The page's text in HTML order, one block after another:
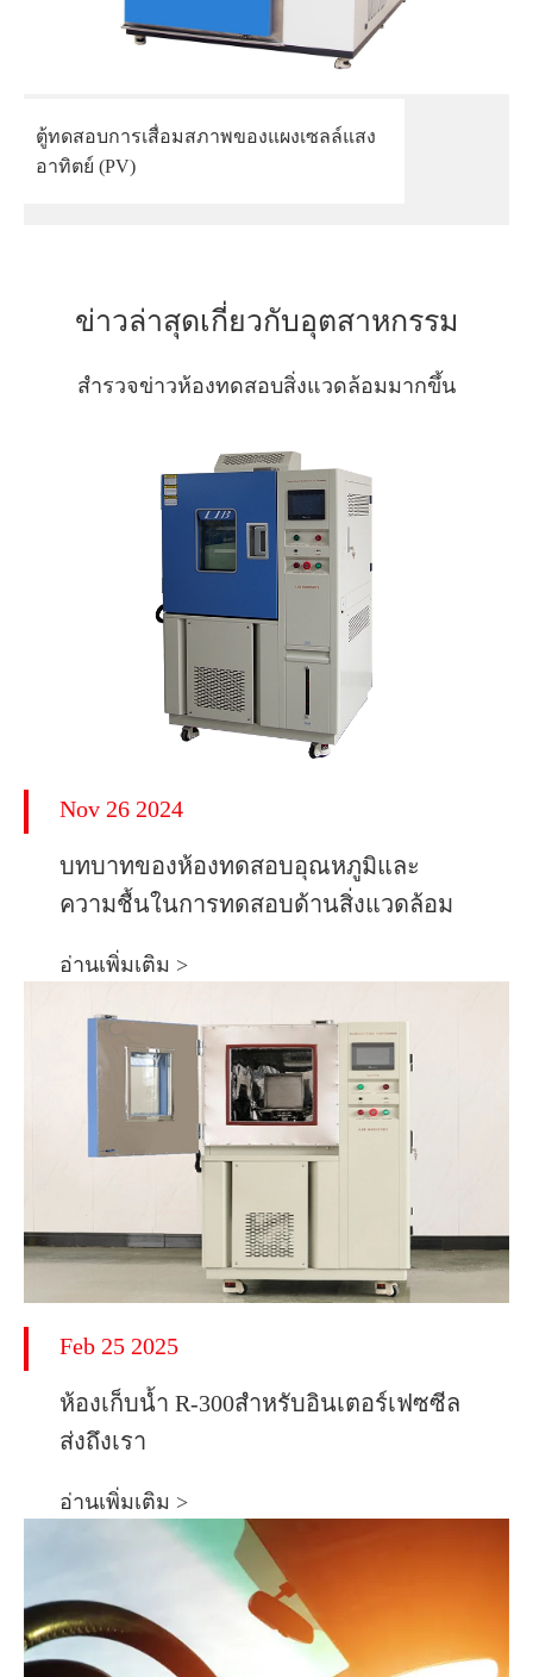
ตู้ทดสอบการเสื่อมสภาพของแผงเซลล์แสง
อาทิตย์ (PV)
ข่าวล่าสุดเกี่ยวกับอุตสาหกรรม
สำรวจข่าวห้องทดสอบสิ่งแวดล้อมมากขึ้น
Nov 26 2024
บทบาทของห้องทดสอบอุณหภูมิและ
ความชื้นในการทดสอบด้านสิ่งแวดล้อม
อ่านเพิ่มเติม >
Feb 25 2025
ห้องเก็บน้ำ R-300สำหรับอินเตอร์เฟซซีล
ส่งถึงเรา
อ่านเพิ่มเติม >